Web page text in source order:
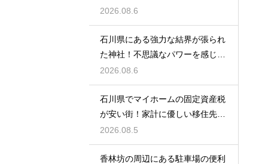
る体験
2026.08.6
石川県にある強力な結界が張られ
た神社！不思議なパワーを感じる
神秘の地
2026.08.6
石川県でマイホームの固定資産税
が安い街！家計に優しい移住先の
選び方
2026.08.5
香林坊の周辺にある駐車場の便利